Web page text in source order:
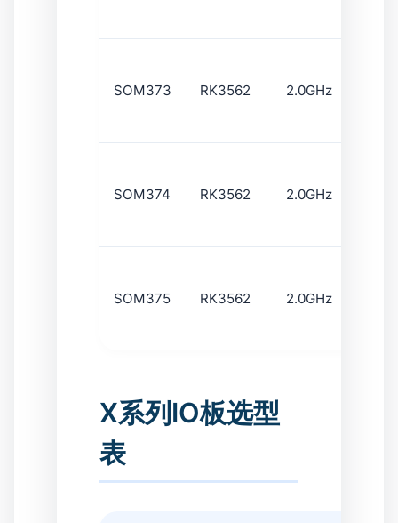
SOM373 RK3562 2.0GHz
SOM374 RK3562 2.0GHz
SOM375 RK3562 2.0GHz
X系列IO板选型
表